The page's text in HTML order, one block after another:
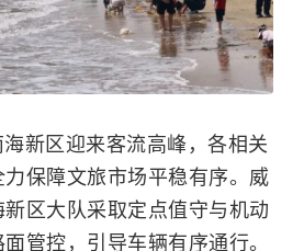
新区迎来客流高峰，各相关
保障文旅市场平稳有序。威
区大队采取定点值守与机动
管控，引导车辆有序通行。